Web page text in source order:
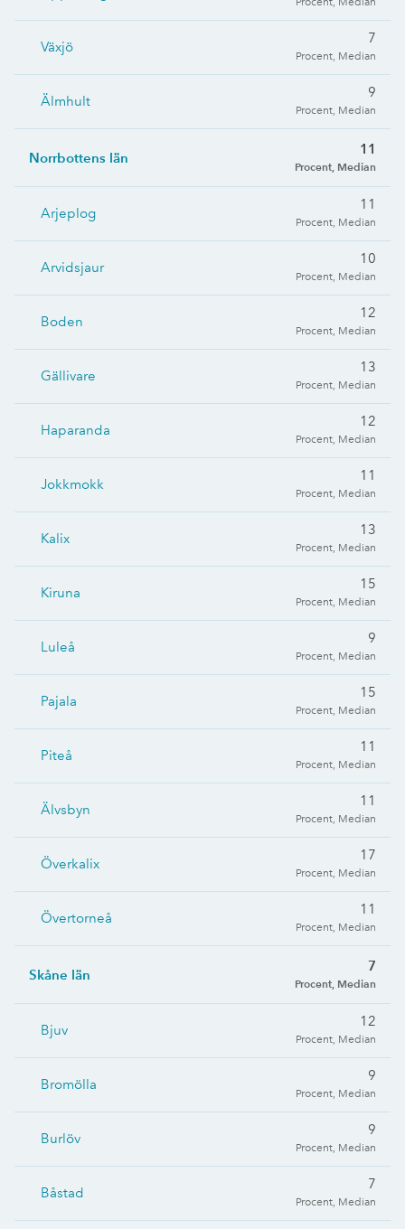
Växjö
7
Procent, Median
Älmhult
9
Procent, Median
Norrbottens län
11
Procent, Median
Arjeplog
11
Procent, Median
Arvidsjaur
10
Procent, Median
Boden
12
Procent, Median
Gällivare
13
Procent, Median
Haparanda
12
Procent, Median
Jokkmokk
11
Procent, Median
Kalix
13
Procent, Median
Kiruna
15
Procent, Median
Luleå
9
Procent, Median
Pajala
15
Procent, Median
Piteå
11
Procent, Median
Älvsbyn
11
Procent, Median
Överkalix
17
Procent, Median
Övertorneå
11
Procent, Median
Skåne län
7
Procent, Median
Bjuv
12
Procent, Median
Bromölla
9
Procent, Median
Burlöv
9
Procent, Median
Båstad
7
Procent, Median